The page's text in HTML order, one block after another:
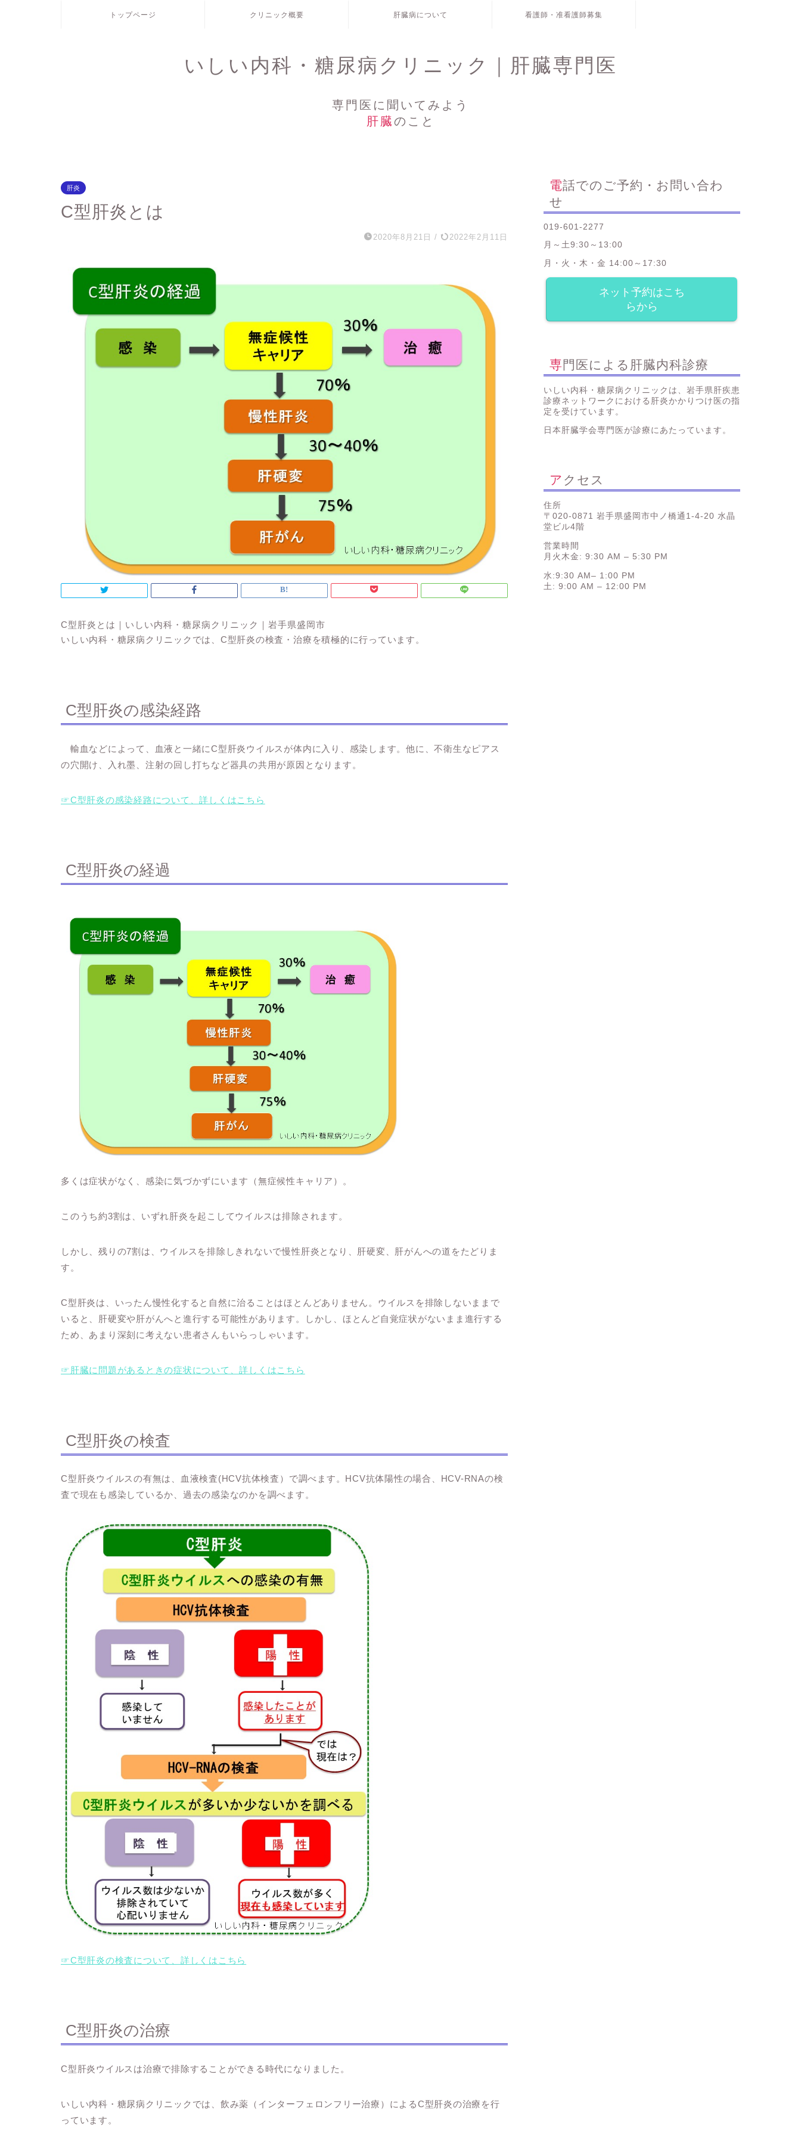
トップページ クリニック概要 肝臓病について 看護師・准看護師募集
いしい内科・糖尿病クリニック｜肝臓専門医
専門医に聞いてみよう
肝臓のこと
肝炎
C型肝炎とは
2020年8月21日 / 2022年2月11日
C型肝炎とは｜いしい内科・糖尿病クリニック｜岩手県盛岡市
いしい内科・糖尿病クリニックでは、C型肝炎の検査・治療を積極的に行っています。
C型肝炎の感染経路
輸血などによって、血液と一緒にC型肝炎ウイルスが体内に入り、感染します。他に、不衛生なピアス
の穴開け、入れ墨、注射の回し打ちなど器具の共用が原因となります。
☞C型肝炎の感染経路について、詳しくはこちら
C型肝炎の経過
多くは症状がなく、感染に気づかずにいます（無症候性キャリア）。
このうち約3割は、いずれ肝炎を起こしてウイルスは排除されます。
しかし、残りの7割は、ウイルスを排除しきれないで慢性肝炎となり、肝硬変、肝がんへの道をたどりま
す。
C型肝炎は、いったん慢性化すると自然に治ることはほとんどありません。ウイルスを排除しないままで
いると、肝硬変や肝がんへと進行する可能性があります。しかし、ほとんど自覚症状がないまま進行する
ため、あまり深刻に考えない患者さんもいらっしゃいます。
☞肝臓に問題があるときの症状について、詳しくはこちら
C型肝炎の検査
C型肝炎ウイルスの有無は、血液検査(HCV抗体検査）で調べます。HCV抗体陽性の場合、HCV-RNAの検
査で現在も感染しているか、過去の感染なのかを調べます。
☞C型肝炎の検査について、詳しくはこちら
C型肝炎の治療
C型肝炎ウイルスは治療で排除することができる時代になりました。
いしい内科・糖尿病クリニックでは、飲み薬（インターフェロンフリー治療）によるC型肝炎の治療を行
っています。
電話でのご予約・お問い合わ
せ
019-601-2277
月～土9:30～13:00
月・火・木・金 14:00～17:30
ネット予約はこち
らから
専門医による肝臓内科診療
いしい内科・糖尿病クリニックは、岩手県肝疾患
診療ネットワークにおける肝炎かかりつけ医の指
定を受けています。
日本肝臓学会専門医が診療にあたっています。
アクセス
住所
〒020-0871 岩手県盛岡市中ノ橋通1-4-20 水晶
堂ビル4階
営業時間
月火木金: 9:30 AM – 5:30 PM
水:9:30 AM– 1:00 PM
土: 9:00 AM – 12:00 PM